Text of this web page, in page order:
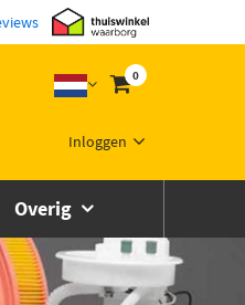
0
Inloggen
Overig